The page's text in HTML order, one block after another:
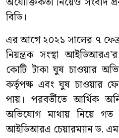
বিডি।
এর আগে ২০২১ সালের ৭
নিয়ন্ত্রক সংস্থা
কোটি টাকা ঘুষ চাওয়ার
কর্তৃপক্ষ এবং ঘুষ চাওয়ার
পায়। পরবর্তীতে আর্থিক
অভিযোগ মাথায় নিয়ে
আইডিআরএ চেয়ারম্যান ড.